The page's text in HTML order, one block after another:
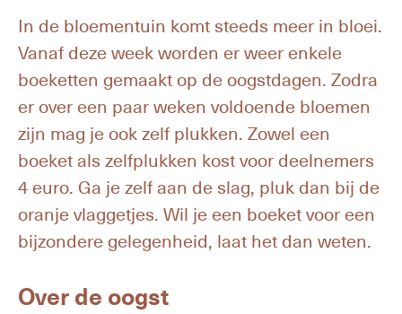
In de bloementuin komt steeds meer in bloei.
Vanaf deze week worden er weer enkele
boeketten gemaakt op de oogstdagen. Zodra
er over een paar weken voldoende bloemen
zijn mag je ook zelf plukken. Zowel een
boeket als zelfplukken kost voor deelnemers
4 euro. Ga je zelf aan de slag, pluk dan bij de
oranje vlaggetjes. Wil je een boeket voor een
bijzondere gelegenheid, laat het dan weten.
Over de oogst